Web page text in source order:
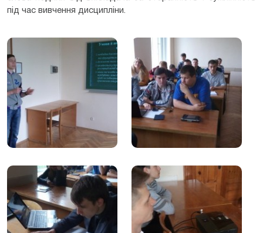
під час вивчення дисципліни.